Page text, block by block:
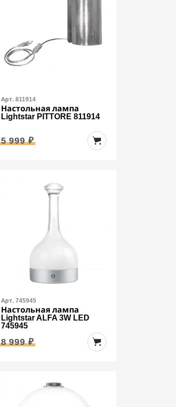
Арт. 811914
Настольная лампа
Lightstar PITTORE 811914
5 999 ₽
Арт. 745945
Настольная лампа
Lightstar ALFA 3W LED
745945
8 999 ₽